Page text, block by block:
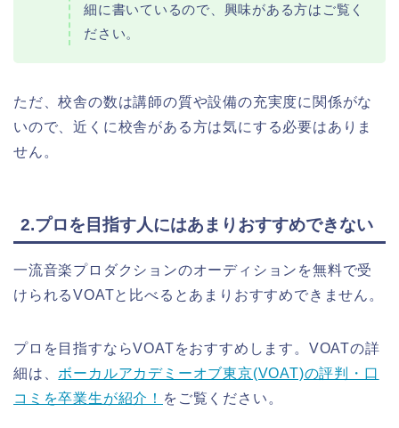
細に書いているので、興味がある方はご覧く
ださい。
ただ、校舎の数は講師の質や設備の充実度に関係がな
いので、近くに校舎がある方は気にする必要はありま
せん。
2.プロを目指す人にはあまりおすすめできない
一流音楽プロダクションのオーディションを無料で受
けられるVOATと比べるとあまりおすすめできません。
プロを目指すならVOATをおすすめします。VOATの詳
細は、 ボーカルアカデミーオブ東京(VOAT)の評判・口
コミを卒業生が紹介！ をご覧ください。